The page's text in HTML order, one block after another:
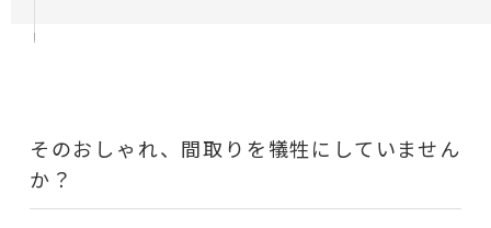
そのおしゃれ、間取りを犠牲にしていません
か？